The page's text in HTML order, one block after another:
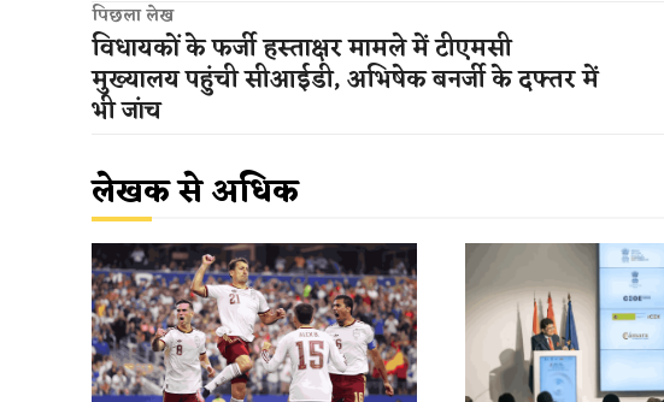
पिछला लेख
विधायकों के फर्जी हस्ताक्षर मामले में टीएमसी
मुख्यालय पहुंची सीआईडी, अभिषेक बनर्जी के दफ्तर में
भी जांच
लेखक से अधिक